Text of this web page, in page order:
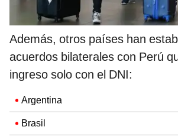
Además, otros países han
acuerdos bilaterales con Perú
ingreso solo con el DNI:
Argentina
Brasil